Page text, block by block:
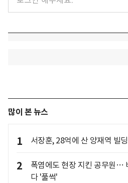
많이 본 뉴스
1 서장훈, 28억에 산 양재역 빌
2
폭염에도 현장 지킨 공무원…
다 '풀썩'